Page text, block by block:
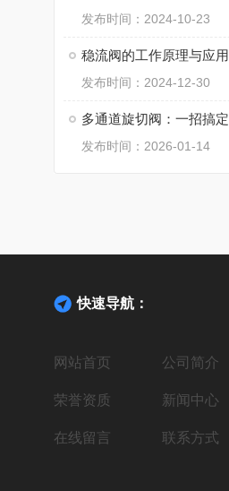
发布时间：2024-10-23
稳流阀的工作原理与应用
发布时间：2024-12-30
发布时间：2026-01-14
快速导航：
网站首页 公司简介
荣誉资质 新闻中心
在线留言 联系方式